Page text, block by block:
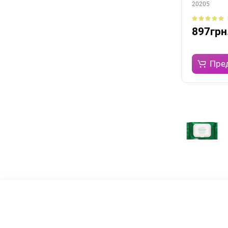
20205